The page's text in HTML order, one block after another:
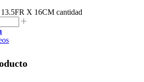
X 16CM cantidad